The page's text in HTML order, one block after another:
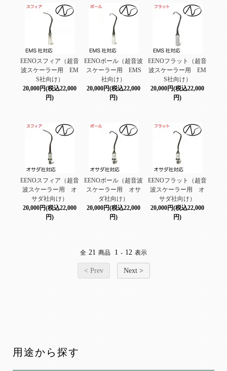
EENOスフィア（超音
波スケーラー用 EM
S社向け）
20,000円(税込22,000
円)
EENOボール（超音波
スケーラー用 EMS
社向け）
20,000円(税込22,000
円)
EENOフラット（超音
波スケーラー用 EM
S社向け）
20,000円(税込22,000
円)
EENOスフィア（超音
波スケーラー用 オ
サダ社向け）
20,000円(税込22,000
円)
EENOボール（超音波
スケーラー用 オサ
ダ社向け）
20,000円(税込22,000
円)
EENOフラット（超音
波スケーラー用 オ
サダ社向け）
20,000円(税込22,000
円)
全 21 商品 1 - 12 表示
< Prev Next >
用途から探す